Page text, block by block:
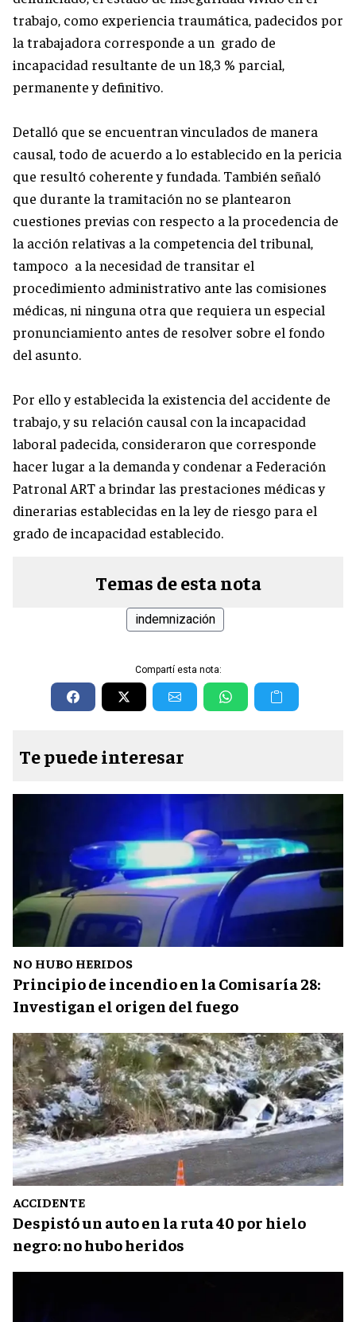
trabajo, como experiencia traumática, padecidos por
la trabajadora corresponde a un grado de
incapacidad resultante de un 18,3 % parcial,
permanente y definitivo.
Detalló que se encuentran vinculados de manera
causal, todo de acuerdo a lo establecido en la pericia
que resultó coherente y fundada. También señaló
que durante la tramitación no se plantearon
cuestiones previas con respecto a la procedencia de
la acción relativas a la competencia del tribunal,
tampoco a la necesidad de transitar el
procedimiento administrativo ante las comisiones
médicas, ni ninguna otra que requiera un especial
pronunciamiento antes de resolver sobre el fondo
del asunto.
Por ello y establecida la existencia del accidente de
trabajo, y su relación causal con la incapacidad
laboral padecida, consideraron que corresponde
hacer lugar a la demanda y condenar a Federación
Patronal ART a brindar las prestaciones médicas y
dinerarias establecidas en la ley de riesgo para el
grado de incapacidad establecido.
Temas de esta nota
indemnización
Compartí esta nota:
Te puede interesar
NO HUBO HERIDOS
Principio de incendio en la Comisaría 28:
Investigan el origen del fuego
ACCIDENTE
Despistó un auto en la ruta 40 por hielo
negro: no hubo heridos